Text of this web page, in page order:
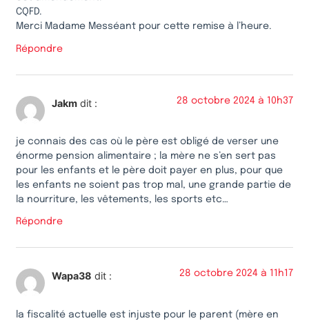
CQFD.
Merci Madame Messéant pour cette remise à l’heure.
Répondre
Jakm dit : 28 octobre 2024 à 10h37
je connais des cas où le père est obligé de verser une
énorme pension alimentaire ; la mère ne s’en sert pas
pour les enfants et le père doit payer en plus, pour que
les enfants ne soient pas trop mal, une grande partie de
la nourriture, les vêtements, les sports etc…
Répondre
Wapa38 dit : 28 octobre 2024 à 11h17
la fiscalité actuelle est injuste pour le parent (mère en